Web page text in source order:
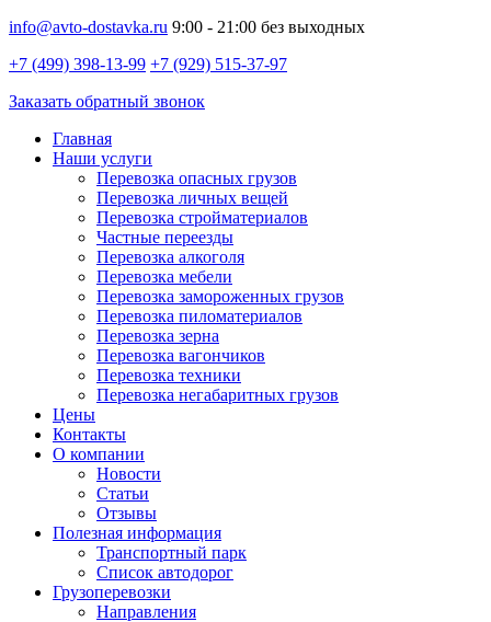
info@avto-dostavka.ru 9:00 - 21:00 без выходных
+7 (499) 398-13-99 +7 (929) 515-37-97
Заказать обратный звонок
Главная
Наши услуги
Перевозка опасных грузов
Перевозка личных вещей
Перевозка стройматериалов
Частные переезды
Перевозка алкоголя
Перевозка мебели
Перевозка замороженных грузов
Перевозка пиломатериалов
Перевозка зерна
Перевозка вагончиков
Перевозка техники
Перевозка негабаритных грузов
Цены
Контакты
О компании
Новости
Статьи
Отзывы
Полезная информация
Транспортный парк
Список автодорог
Грузоперевозки
Направления